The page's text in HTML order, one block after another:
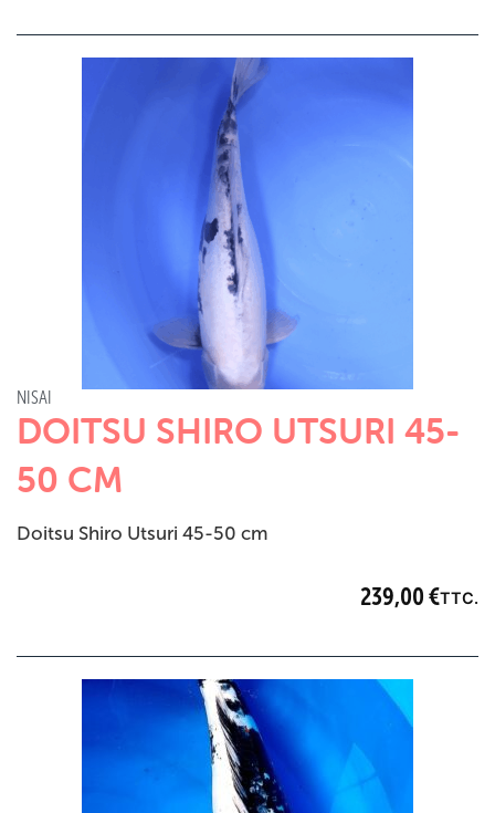
NISAI
DOITSU SHIRO UTSURI 45-
50 CM
239,00 €TTC.
Doitsu Shiro Utsuri 45-50 cm